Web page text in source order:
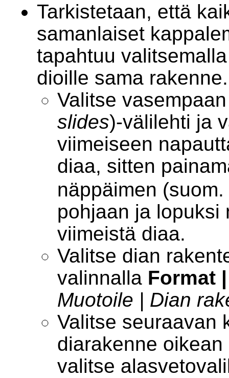
Tarkistetaan, että
samanlaiset
tapahtuu
dioille sama rakenne.
Valitse
slides)-välilehti ja
viimeiseen
diaa, sitten
näppäimen (suom.
pohjaan ja lopuksi
viimeistä diaa.
Valitse dian
valinnalla Format
Muotoile | Dian
Valitse seuraavan
diarakenne
valitse